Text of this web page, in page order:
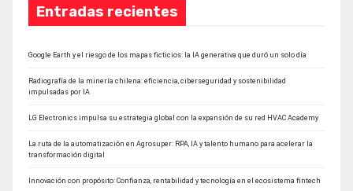
Entradas recientes
Google Earth y el riesgo de los mapas ficticios: la IA generativa que duró un solo día
Radiografía de la minería chilena: eficiencia, ciberseguridad y sostenibilidad
impulsadas por IA
LG Electronics impulsa su estrategia global con la expansión de su red HVAC Academy
La ruta de la automatización en Agrosuper: RPA, IA y talento humano para acelerar la
transformación digital
Innovación con propósito: Confianza, rentabilidad y tecnología en el ecosistema fintech